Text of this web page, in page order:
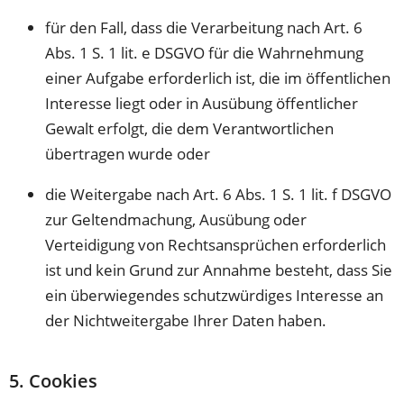
für den Fall, dass die Verarbeitung nach Art. 6
Abs. 1 S. 1 lit. e DSGVO für die Wahrnehmung
einer Aufgabe erforderlich ist, die im öffentlichen
Interesse liegt oder in Ausübung öffentlicher
Gewalt erfolgt, die dem Verantwortlichen
übertragen wurde oder
die Weitergabe nach Art. 6 Abs. 1 S. 1 lit. f DSGVO
zur Geltendmachung, Ausübung oder
Verteidigung von Rechtsansprüchen erforderlich
ist und kein Grund zur Annahme besteht, dass Sie
ein überwiegendes schutzwürdiges Interesse an
der Nichtweitergabe Ihrer Daten haben.
5. Cookies